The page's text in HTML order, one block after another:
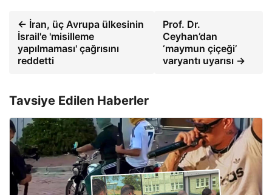
← İran, üç Avrupa ülkesinin
İsrail'e 'misilleme
yapılmaması' çağrısını
reddetti
Prof. Dr.
Ceyhan’dan
‘maymun çiçeği’
varyantı uyarısı →
Tavsiye Edilen Haberler